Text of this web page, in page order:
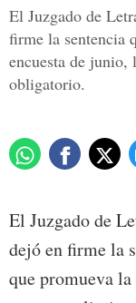
El Juzgado de
firme la sentencia
encuesta de
obligatorio.
El Juzgado de
dejó en firme la
que promueva